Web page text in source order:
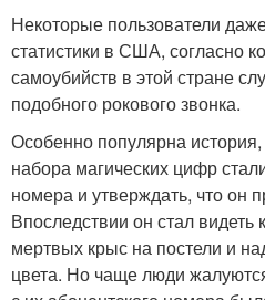
Некоторые пользователи
статистики в США, согласно
самоубийств в этой стране
подобного рокового звонка.
Особенно популярна история,
набора магических цифр
номера и утверждать, что он
Впоследствии он стал видеть
мертвых крыс на постели и
цвета. Но чаще люди